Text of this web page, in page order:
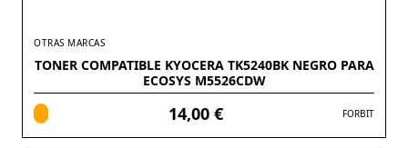
OTRAS MARCAS
TONER COMPATIBLE KYOCERA TK5240BK NEGRO PARA
ECOSYS M5526CDW
14,00 € FORBIT